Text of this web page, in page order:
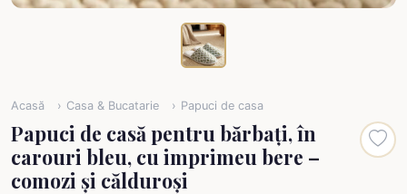
Acasă Casa & Bucatarie Papuci de casa
Papuci de casă pentru bărbați, în
carouri bleu, cu imprimeu bere –
comozi și călduroși